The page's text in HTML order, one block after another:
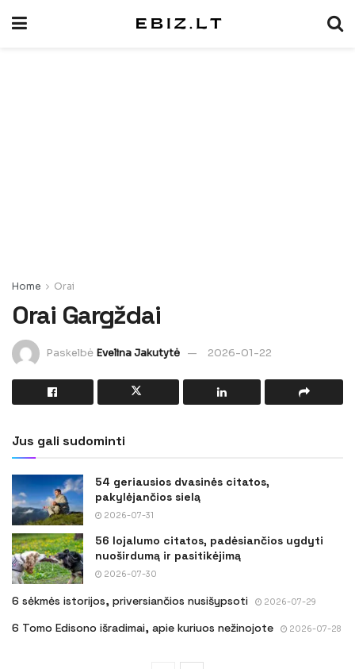
Home Orai
Orai Gargždai
Paskelbė Evelina Jakutytė 2026-01-22
Jus gali sudominti
54 geriausios dvasinės citatos,
pakylėjančios sielą
2026-07-31
56 lojalumo citatos, padėsiančios ugdyti
nuoširdumą ir pasitikėjimą
2026-07-30
6 sėkmės istorijos, priversiančios nusišypsoti 2026-07-29
6 Tomo Edisono išradimai, apie kuriuos nežinojote 2026-07-28